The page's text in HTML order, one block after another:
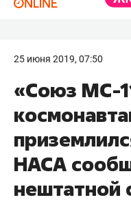
25 июня 2019, 07:50
«Союз МС-
НАСА
нештатной